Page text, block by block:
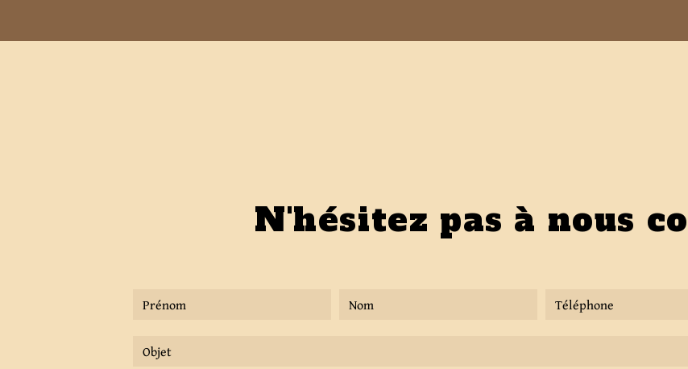
N'hésitez pas à nous